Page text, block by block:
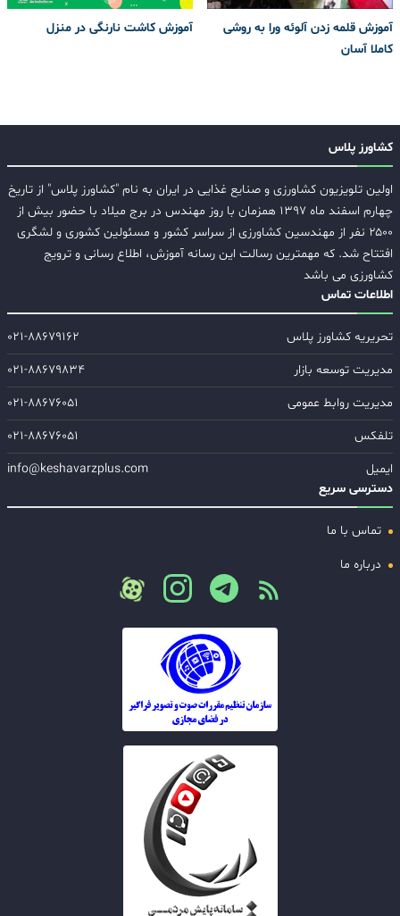
آموزش قلمه زدن آلوئه ورا به روشی
کاملا آسان
آموزش کاشت نارنگی در منزل
کشاورز پلاس
اولین تلویزیون کشاورزی و صنایع غذایی در ایران به نام "کشاورز پلاس" از تاریخ
چهارم اسفند ماه ۱۳۹۷ همزمان با روز مهندس در برج میلاد با حضور بیش از
۲۵۰۰ نفر از مهندسین کشاورزی از سراسر کشور و مسئولین کشوری و لشگری
افتتاح شد. که مهمترین رسالت این رسانه آموزش، اطلاع رسانی و ترویج
کشاورزی می باشد
اطلاعات تماس
تحریریه کشاورز پلاس
۰۲۱-۸۸۶۷۹۱۶۲
مدیریت توسعه بازار
۰۲۱-۸۸۶۷۹۸۳۴
مدیریت روابط عمومی
۰۲۱-۸۸۶۷۶۰۵۱
تلفکس
۰۲۱-۸۸۶۷۶۰۵۱
ایمیل
info@keshavarzplus.com
دسترسی سریع
تماس با ما
درباره ما